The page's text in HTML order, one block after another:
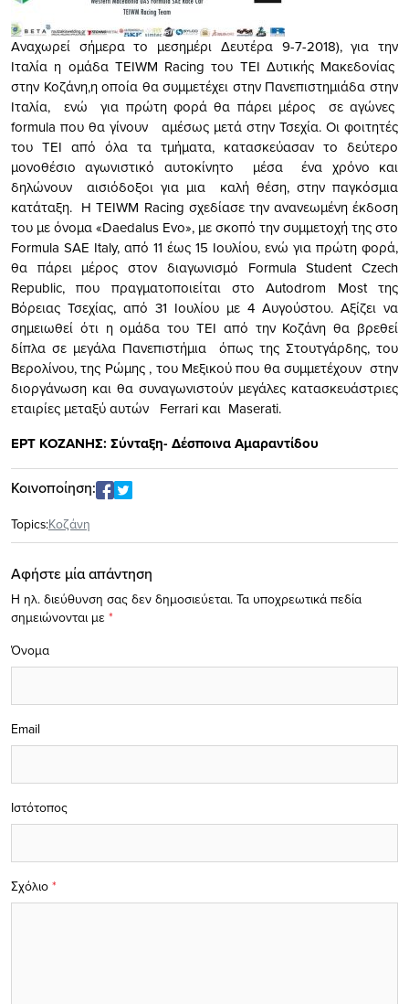
Αναχωρεί σήμερα το μεσημέρι Δευτέρα 9-7-2018), για την
Ιταλία η ομάδα TEIWM Racing του ΤΕΙ Δυτικής Μακεδονίας
στην Κοζάνη,η οποία θα συμμετέχει στην Πανεπιστημιάδα στην
Ιταλία, ενώ για πρώτη φορά θα πάρει μέρος σε αγώνες
formula που θα γίνουν αμέσως μετά στην Τσεχία. Οι φοιτητές
του ΤΕΙ από όλα τα τμήματα, κατασκεύασαν το δεύτερο
μονοθέσιο αγωνιστικό αυτοκίνητο μέσα ένα χρόνο και
δηλώνουν αισιόδοξοι για μια καλή θέση, στην παγκόσμια
κατάταξη. Η TEIWM Racing σχεδίασε την ανανεωμένη έκδοση
του με όνομα «Daedalus Evo», με σκοπό την συμμετοχή της στο
Formula SAE Italy, από 11 έως 15 Ιουλίου, ενώ για πρώτη φορά,
θα πάρει μέρος στον διαγωνισμό Formula Student Czech
Republic, που πραγματοποιείται στο Autodrom Most της
Βόρειας Τσεχίας, από 31 Ιουλίου με 4 Αυγούστου. Αξίζει να
σημειωθεί ότι η ομάδα του ΤΕΙ από την Κοζάνη θα βρεθεί
δίπλα σε μεγάλα Πανεπιστήμια όπως της Στουτγάρδης, του
Βερολίνου, της Ρώμης , του Μεξικού που θα συμμετέχουν στην
διοργάνωση και θα συναγωνιστούν μεγάλες κατασκευάστριες
εταιρίες μεταξύ αυτών Ferrari και Maserati.
ΕΡΤ ΚΟΖΑΝΗΣ: Σύνταξη- Δέσποινα Αμαραντίδου
Κοινοποίηση:
Topics:Κοζάνη
Αφήστε μία απάντηση
Η ηλ. διεύθυνση σας δεν δημοσιεύεται. Τα υποχρεωτικά πεδία
σημειώνονται με *
Σχόλιο *
Όνομα
Email
Ιστότοπος